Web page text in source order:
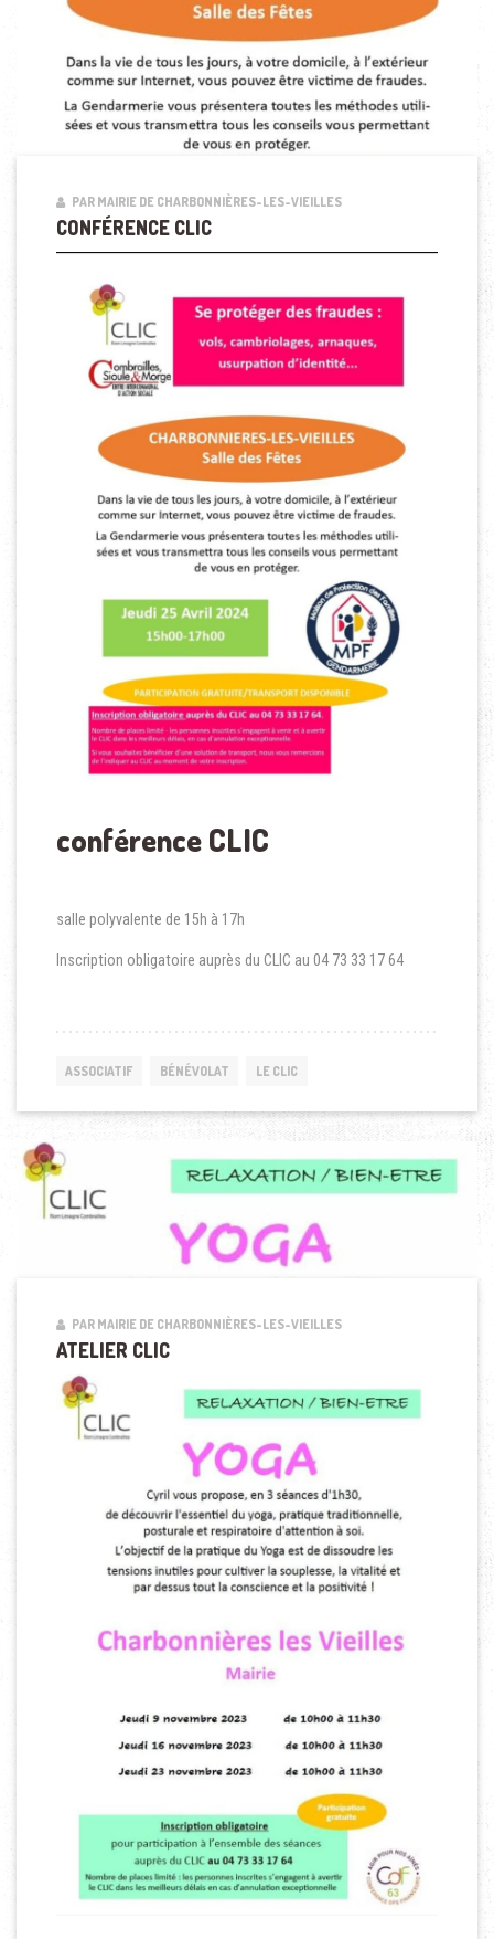
PAR MAIRIE DE CHARBONNIÈRES-LES-VIEILLES
CONFÉRENCE CLIC
conférence CLIC
salle polyvalente de 15h à 17h
Inscription obligatoire auprès du CLIC au 04 73 33 17 64
ASSOCIATIF BÉNÉVOLAT LE CLIC
PAR MAIRIE DE CHARBONNIÈRES-LES-VIEILLES
ATELIER CLIC